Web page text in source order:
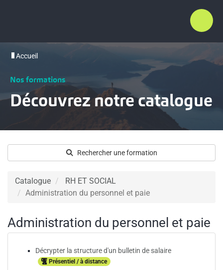
Accueil
Nos formations
Découvrez notre catalogue
Rechercher une formation
Catalogue
RH ET SOCIAL
Administration du personnel et paie
Administration du personnel et paie
Décrypter la structure d'un bulletin de salaire
Présentiel / à distance